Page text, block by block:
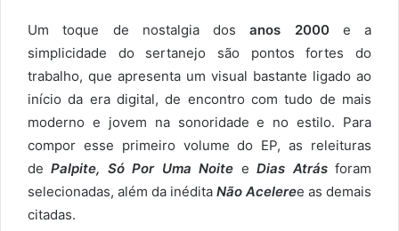
Um toque de nostalgia dosanos 2000e a
simplicidade do sertanejo são pontos fortes do
trabalho, que apresenta um visual bastante ligado ao
início da era digital, de encontro com tudo de mais
moderno e jovem na sonoridade e no estilo. Para
compor esse primeiro volume do EP, as releituras
de Palpite, Só Por Uma Noite e Dias Atrásforam
selecionadas, além da inédita Não Aceleree as demais
citadas.